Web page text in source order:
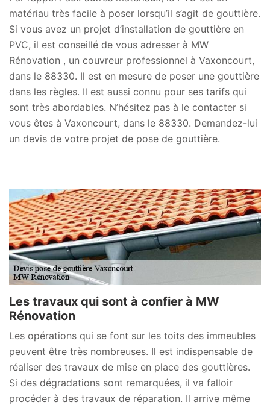
matériau très facile à poser lorsqu’il s’agit de gouttière.
Si vous avez un projet d’installation de gouttière en
PVC, il est conseillé de vous adresser à MW
Rénovation , un couvreur professionnel à Vaxoncourt,
dans le 88330. Il est en mesure de poser une gouttière
dans les règles. Il est aussi connu pour ses tarifs qui
sont très abordables. N’hésitez pas à le contacter si
vous êtes à Vaxoncourt, dans le 88330. Demandez-lui
un devis de votre projet de pose de gouttière.
Les travaux qui sont à confier à MW
Rénovation
Les opérations qui se font sur les toits des immeubles
peuvent être très nombreuses. Il est indispensable de
réaliser des travaux de mise en place des gouttières.
Si des dégradations sont remarquées, il va falloir
procéder à des travaux de réparation. Il arrive même